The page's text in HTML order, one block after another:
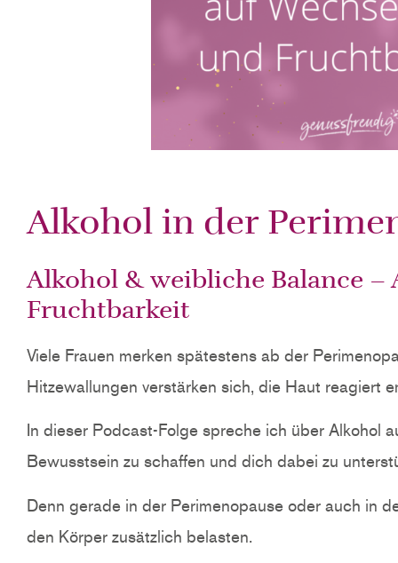
Alkohol in der
Alkohol & weibliche Balance –
Fruchtbarkeit
Viele Frauen merken spätestens ab der
Hitzewallungen verstärken sich, die Haut reagiert
In dieser Podcast-Folge spreche ich über Alkohol
Bewusstsein zu schaffen und dich dabei zu
Denn gerade in der Perimenopause oder auch in
den Körper zusätzlich belasten.